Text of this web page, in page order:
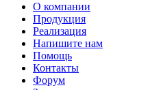
О компании
Продукция
Реализация
Напишите нам
Помощь
Контакты
Форум